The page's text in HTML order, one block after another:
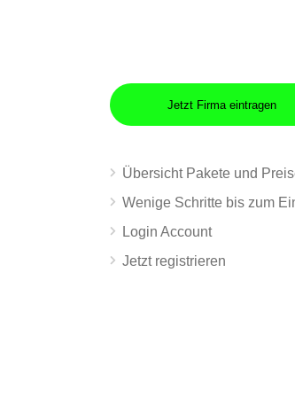
Jetzt Firma eintragen
Übersicht Pakete und
Wenige Schritte bis zum
Login Account
Jetzt registrieren